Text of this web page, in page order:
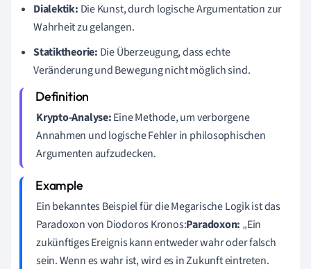
Dialektik: Die Kunst, durch logische Argumentation zur
Wahrheit zu gelangen.
Statiktheorie: Die Überzeugung, dass echte
Veränderung und Bewegung nicht möglich sind.
Krypto-Analyse:Eine Methode, um verborgene
Annahmen und logische Fehler in philosophischen
Argumenten aufzudecken.
Ein bekanntes Beispiel für die Megarische Logik ist das
Paradoxon von Diodoros Kronos:Paradoxon: „Ein
zukünftiges Ereignis kann entweder wahr oder falsch
sein. Wenn es wahr ist, wird es in Zukunft eintreten.